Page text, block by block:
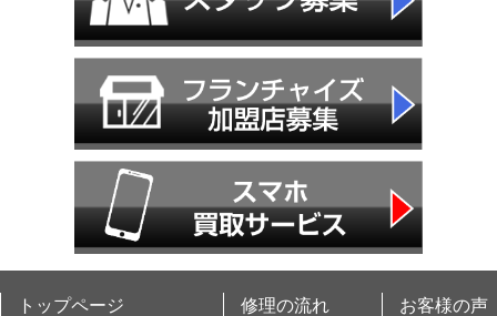
トップページ
修理の流れ
お客様の声